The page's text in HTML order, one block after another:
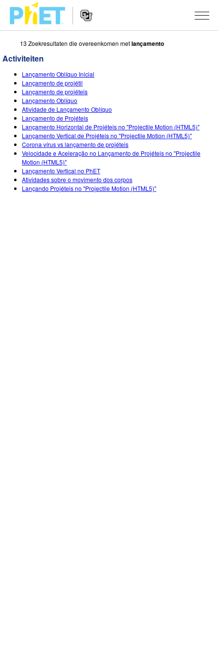
Zoek
de
PhET
Website
Navigation
SIMULATIES
All Sims
Fysica
Wiskunde
Chemie
Aardrijkskunde
Biologie
STUDIO
About Studio
Customizable Sims
Start a Free Trial
Purchase a License
ONDERWIJS
Activiteiten
Deel je activiteiten
Activity Contribution Guidelines
Virtual Workshops
ONDERZOEK
INITIATIVES
Inclusive Design
PhET Global
LOG IN / REGISTREER
13 Zoekresultaten die overeenkomen metlançamento
Activiteiten
Lançamento Oblíquo Inicial
Lançamento de projétil
Lançamento de projéteis
Lançamento Oblíquo
Atividade de Lançamento Oblíquo
Lançamento de Projéteis
Lançamento Horizontal de Projéteis no "Projectile Motion (HTML5)"
Lançamento Vertical de Projéteis no "Projectile Motion (HTML5)"
Corona vírus vs lançamento de projéteis
Velocidade e Aceleração no Lançamento de Projéteis no "Projectile
Motion (HTML5)"
Lançamento Vertical no PhET
Atividades sobre o movimento dos corpos
Lançando Projéteis no "Projectile Motion (HTML5)"